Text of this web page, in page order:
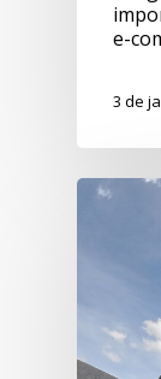
e-
3 de